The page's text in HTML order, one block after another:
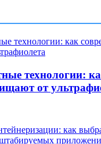
технологии:
от